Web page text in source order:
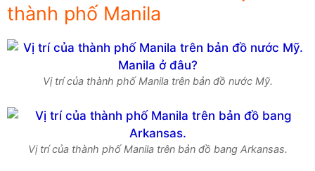
thành phố Manila
Vị trí của thành phố Manila trên bản đồ nước Mỹ.
Vị trí của thành phố Manila trên bản đồ bang Arkansas.